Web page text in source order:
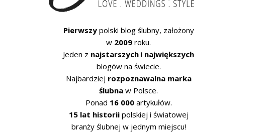
Pierwszypolski blog ślubny, założony
w 2009 roku.
Jeden z najstarszych i największych
blogów na świecie.
Najbardziej rozpoznawalna marka
ślubna w Polsce.
Ponad 16 000artykułów.
15 lat historiipolskiej i światowej
branży ślubnej w jednym miejscu!